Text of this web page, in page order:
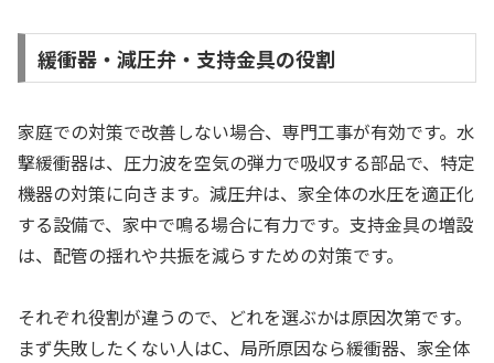
緩衝器・減圧弁・支持金具の役割
家庭での対策で改善しない場合、専門工事が有効です。水
撃緩衝器は、圧力波を空気の弾力で吸収する部品で、特定
機器の対策に向きます。減圧弁は、家全体の水圧を適正化
する設備で、家中で鳴る場合に有力です。支持金具の増設
は、配管の揺れや共振を減らすための対策です。
それぞれ役割が違うので、どれを選ぶかは原因次第です。
まず失敗したくない人はC、局所原因なら緩衝器、家全体